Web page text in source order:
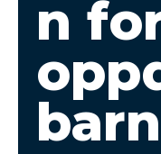
n
barn